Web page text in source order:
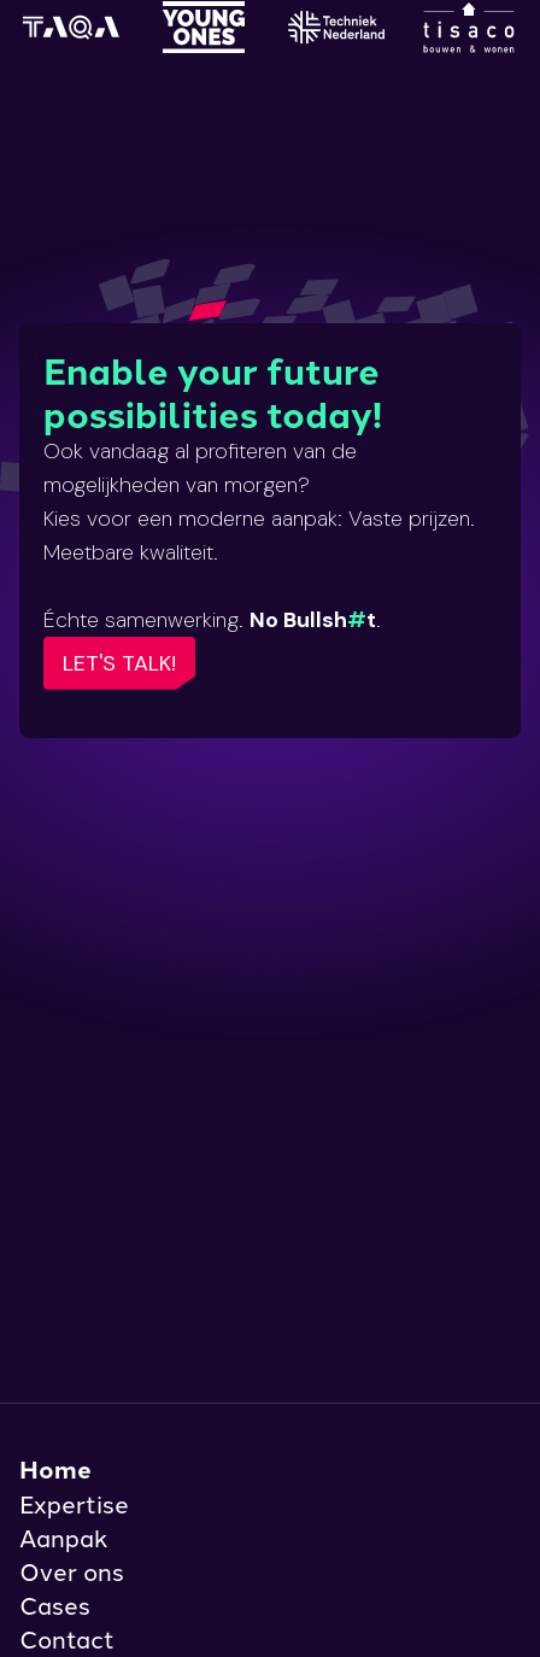
Enable your future
possibilities today!
Ook vandaag al profiteren van de
mogelijkheden van morgen?
Kies voor een moderne aanpak: Vaste prijzen.
Meetbare kwaliteit.
Échte samenwerking. No Bullsh#t.
LET'S TALK!
Home
Expertise
Aanpak
Over ons
Cases
Contact